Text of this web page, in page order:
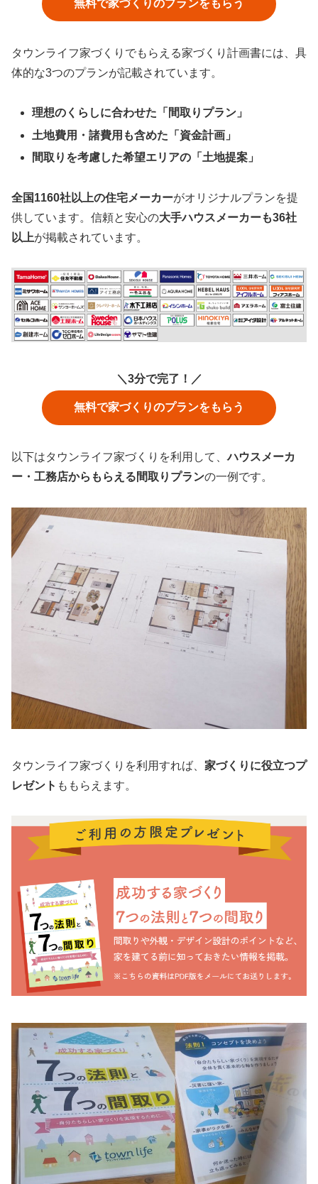
無料で家づくりのプランをもらう
タウンライフ家づくりでもらえる家づくり計画書には、具
体的な3つのプランが記載されています。
理想のくらしに合わせた「間取りプラン」
土地費用・諸費用も含めた「資金計画」
間取りを考慮した希望エリアの「土地提案」
全国1160社以上の住宅メーカーがオリジナルプランを提
供しています。信頼と安心の大手ハウスメーカーも36社
以上が掲載されています。
＼3分で完了！／
無料で家づくりのプランをもらう
以下はタウンライフ家づくりを利用して、ハウスメーカ
ー・工務店からもらえる間取りプランの一例です。
タウンライフ家づくりを利用すれば、 家づくりに役立つプ
レゼント ももらえます。